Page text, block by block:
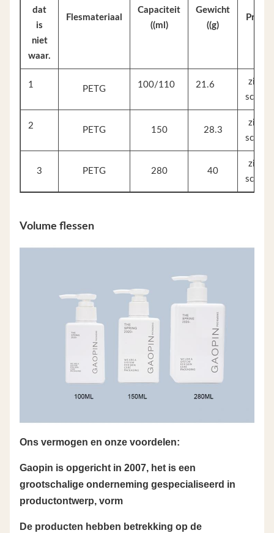
dat
is
niet
waar.
Flesmateriaal
Capaciteit
((ml)
Gewicht
((g)
Proces
1 PETG 100/110 21.6
zijde-
scherm
2 PETG 150 28.3
zijde-
scherm
3 PETG 280 40
zijde-
scherm
Volume flessen
Ons vermogen en onze voordelen:
Gaopin is opgericht in 2007, het is een
grootschalige onderneming gespecialiseerd in
productontwerp, vorm
De producten hebben betrekking op de